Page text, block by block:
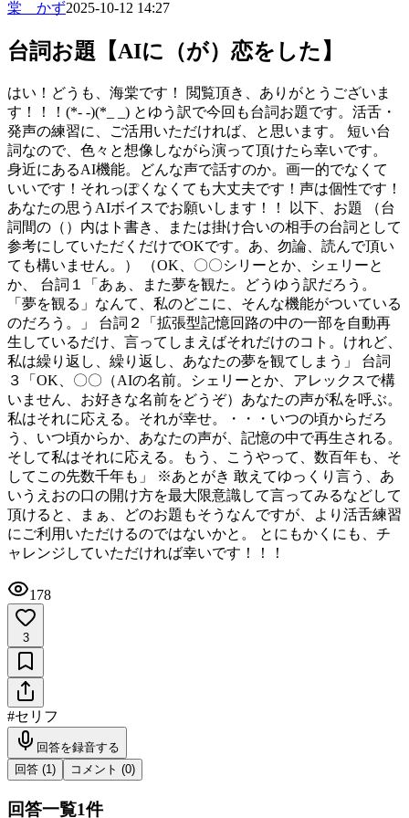
棠 かず2025-10-12 14:27
台詞お題【AIに（が）恋をした】
はい！どうも、海棠です！ 閲覧頂き、ありがとうございま
す！！！(*- -)(*_ _) とゆう訳で今回も台詞お題です。活舌・
発声の練習に、ご活用いただければ、と思います。 短い台
詞なので、色々と想像しながら演って頂けたら幸いです。
身近にあるAI機能。どんな声で話すのか。画一的でなくて
いいです！それっぽくなくても大丈夫です！声は個性です！
あなたの思うAIボイスでお願いします！！ 以下、お題 （台
詞間の（）内はト書き、または掛け合いの相手の台詞として
参考にしていただくだけでOKです。あ、勿論、読んで頂い
ても構いません。） （OK、〇〇シリーとか、シェリーと
か、 台詞１「あぁ、また夢を観た。どうゆう訳だろう。
「夢を観る」なんて、私のどこに、そんな機能がついている
のだろう。」 台詞２「拡張型記憶回路の中の一部を自動再
生しているだけ、言ってしまえばそれだけのコト。けれど、
私は繰り返し、繰り返し、あなたの夢を観てしまう」 台詞
３「OK、〇〇（AIの名前。シェリーとか、アレックスで構
いません、お好きな名前をどうぞ）あなたの声が私を呼ぶ。
私はそれに応える。それが幸せ。・・・いつの頃からだろ
う、いつ頃からか、あなたの声が、記憶の中で再生される。
そして私はそれに応える。もう、こうやって、数百年も、そ
してこの先数千年も」 ※あとがき 敢えてゆっくり言う、あ
いうえおの口の開け方を最大限意識して言ってみるなどして
頂けると、まぁ、どのお題もそうなんですが、より活舌練習
にご利用いただけるのではないかと。 とにもかくにも、チ
ャレンジしていただければ幸いです！！！
178
3
#セリフ
回答を録音する
回答 (1 ) コメント (0)
回答一覧1件